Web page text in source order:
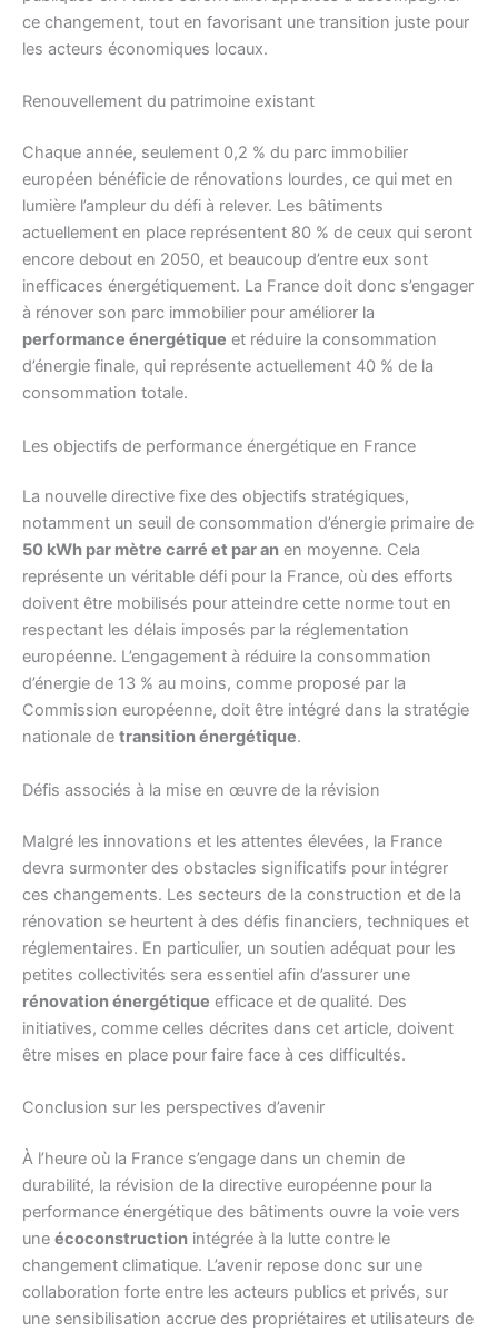
ce changement, tout en favorisant une transition juste pour
les acteurs économiques locaux.
Renouvellement du patrimoine existant
Chaque année, seulement 0,2 % du parc immobilier
européen bénéficie de rénovations lourdes, ce qui met en
lumière l’ampleur du défi à relever. Les bâtiments
actuellement en place représentent 80 % de ceux qui seront
encore debout en 2050, et beaucoup d’entre eux sont
inefficaces énergétiquement. La France doit donc s’engager
à rénover son parc immobilier pour améliorer la
performance énergétique et réduire la consommation
d’énergie finale, qui représente actuellement 40 % de la
consommation totale.
Les objectifs de performance énergétique en France
La nouvelle directive fixe des objectifs stratégiques,
notamment un seuil de consommation d’énergie primaire de
50 kWh par mètre carré et par an en moyenne. Cela
représente un véritable défi pour la France, où des efforts
doivent être mobilisés pour atteindre cette norme tout en
respectant les délais imposés par la réglementation
européenne. L’engagement à réduire la consommation
d’énergie de 13 % au moins, comme proposé par la
Commission européenne, doit être intégré dans la stratégie
nationale de transition énergétique.
Défis associés à la mise en œuvre de la révision
Malgré les innovations et les attentes élevées, la France
devra surmonter des obstacles significatifs pour intégrer
ces changements. Les secteurs de la construction et de la
rénovation se heurtent à des défis financiers, techniques et
réglementaires. En particulier, un soutien adéquat pour les
petites collectivités sera essentiel afin d’assurer une
rénovation énergétique efficace et de qualité. Des
initiatives, comme celles décrites dans cet article, doivent
être mises en place pour faire face à ces difficultés.
Conclusion sur les perspectives d’avenir
À l’heure où la France s’engage dans un chemin de
durabilité, la révision de la directive européenne pour la
performance énergétique des bâtiments ouvre la voie vers
une écoconstruction intégrée à la lutte contre le
changement climatique. L’avenir repose donc sur une
collaboration forte entre les acteurs publics et privés, sur
une sensibilisation accrue des propriétaires et utilisateurs de